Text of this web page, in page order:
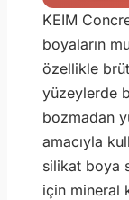
KEIM
boyaların
özellikle
yüzeylerde
bozmadan
amacıyla
silikat boya
için mineral